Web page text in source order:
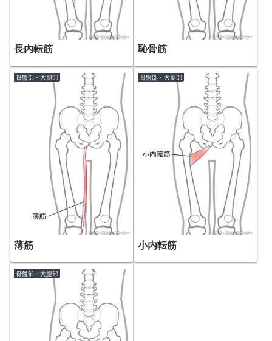
長内転筋 恥骨筋
骨盤部・大腿部
薄筋
骨盤部・大腿部
小内転筋
骨盤部・大腿部